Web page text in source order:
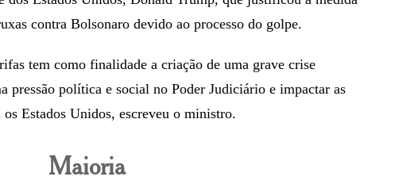
contra Bolsonaro devido ao processo do golpe.
tem como finalidade a criação de uma grave crise
pressão política e social no Poder Judiciário e impactar as
Estados Unidos, escreveu o ministro.
Maioria